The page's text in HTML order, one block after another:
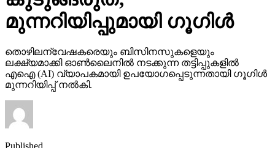
തൊഴിലന്വേഷകരെയും ബിസിനസുകളെയും
ലക്ഷ്യമാക്കി ഓണ്‍ലൈനില്‍ നടക്കുന്ന തട്ടിപ്പുകളില്‍
എഐ (AI) വ്യാപകമായി ഉപയോഗപ്പെടുന്നതായി ഗൂഗിള്‍
Published
7 days ago
on